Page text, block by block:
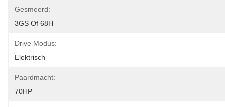
Gesmeerd:
3GS Of 68H
Drive Modus:
Elektrisch
Paardmacht:
70HP